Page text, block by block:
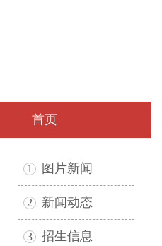
首页
1 图片新闻
2 新闻动态
3 招生信息